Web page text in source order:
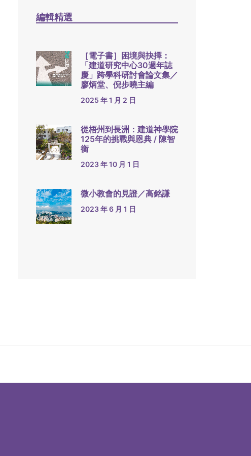
編輯精選
［電子書］困境與抉擇：
「建道研究中心30週年誌
慶」跨學科研討會論文集／
廖炳堂、倪步曉主編
2025 年 1 月 2 日
從梧州到長洲：建道神學院
125年的挑戰與恩典 / 陳智
衡
2023 年 10 月 1 日
微小教會的見證／高銘謙
2023 年 6 月 1 日